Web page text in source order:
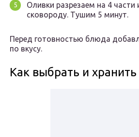
Оливки разрезаем на 4
сковороду. Тушим 5 минут.
Перед готовностью блюда
по вкусу.
Как выбрать и хранить